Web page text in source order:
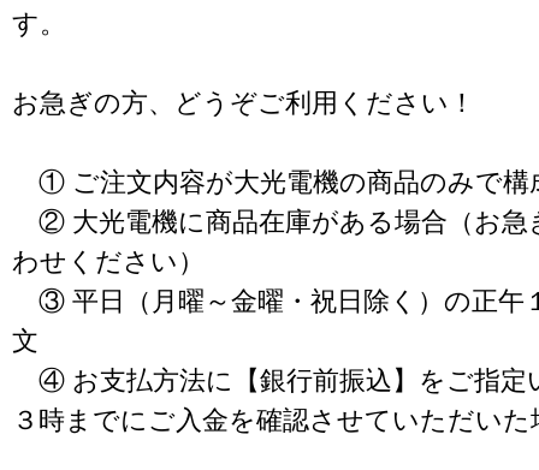
す。
お急ぎの方、どうぞご利用ください！
① ご注文内容が大光電機の商品のみで構
② 大光電機に商品在庫がある場合（お急
わせください）
③ 平日（月曜～金曜・祝日除く）の正午
文
④ お支払方法に【銀行前振込】をご指定
３時までにご入金を確認させていただいた